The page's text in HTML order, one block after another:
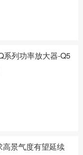
系列功率放大器-Q5
高景气度有望延续